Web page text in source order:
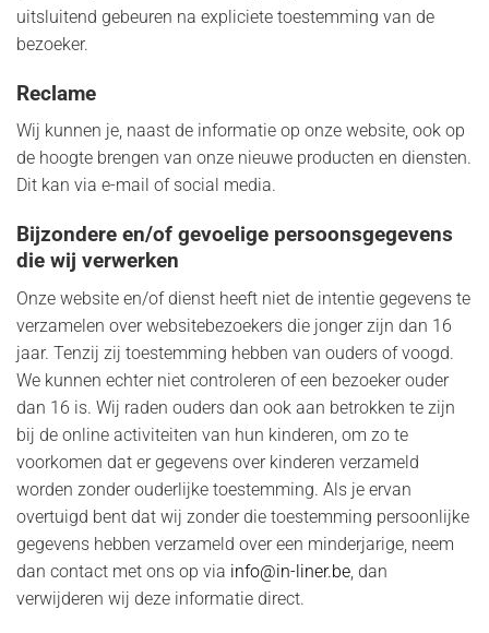
uitsluitend gebeuren na expliciete toestemming van de
bezoeker.
Reclame
Wij kunnen je, naast de informatie op onze website, ook op
de hoogte brengen van onze nieuwe producten en diensten.
Dit kan via e-mail of social media.
Bijzondere en/of gevoelige persoonsgegevens
die wij verwerken
Onze website en/of dienst heeft niet de intentie gegevens te
verzamelen over websitebezoekers die jonger zijn dan 16
jaar. Tenzij zij toestemming hebben van ouders of voogd.
We kunnen echter niet controleren of een bezoeker ouder
dan 16 is. Wij raden ouders dan ook aan betrokken te zijn
bij de online activiteiten van hun kinderen, om zo te
voorkomen dat er gegevens over kinderen verzameld
worden zonder ouderlijke toestemming. Als je ervan
overtuigd bent dat wij zonder die toestemming persoonlijke
gegevens hebben verzameld over een minderjarige, neem
dan contact met ons op via info@in-liner.be , dan
verwijderen wij deze informatie direct.